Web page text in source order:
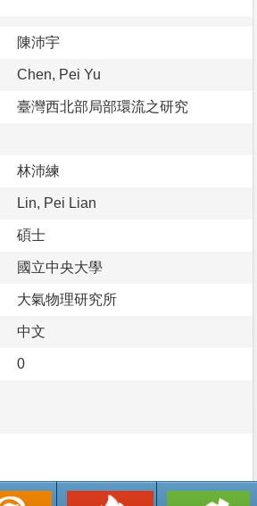
陳沛宇
Chen, Pei Yu
臺灣西北部局部環流之研究
林沛練
Lin, Pei Lian
碩士
國立中央大學
大氣物理研究所
中文
0